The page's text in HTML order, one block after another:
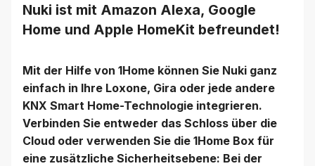
Nuki ist mit Amazon Alexa, Google
Home und Apple HomeKit befreundet!
Mit der Hilfe von 1Home können Sie Nuki ganz
einfach in Ihre Loxone, Gira oder jede andere
KNX Smart Home-Technologie integrieren.
Verbinden Sie entweder das Schloss über die
Cloud oder verwenden Sie die 1Home Box für
eine zusätzliche Sicherheitsebene: Bei der